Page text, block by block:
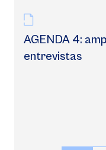
AGENDA 4:
entrevistas